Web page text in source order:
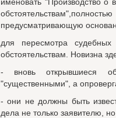
предусматривающую
для пересмотра
обстоятельствам. Новизна
- вновь открывшиеся
"существенными", а
- они не должны быть
дела не только заявителю,